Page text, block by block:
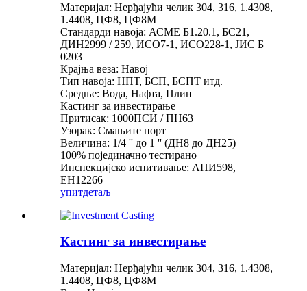
Материјал: Нерђајући челик 304, 316, 1.4308,
1.4408, ЦФ8, ЦФ8М
Стандарди навоја: АСМЕ Б1.20.1, БС21,
ДИН2999 / 259, ИСО7-1, ИСО228-1, ЈИС Б
0203
Крајња веза: Навој
Тип навоја: НПТ, БСП, БСПТ итд.
Средње: Вода, Нафта, Плин
Кастинг за инвестирање
Притисак: 1000ПСИ / ПН63
Узорак: Смањите порт
Величина: 1/4 '' до 1 '' (ДН8 до ДН25)
100% појединачно тестирано
Инспекцијско испитивање: АПИ598,
ЕН12266
упитдетаљ
Кастинг за инвестирање
Материјал: Нерђајући челик 304, 316, 1.4308,
1.4408, ЦФ8, ЦФ8М